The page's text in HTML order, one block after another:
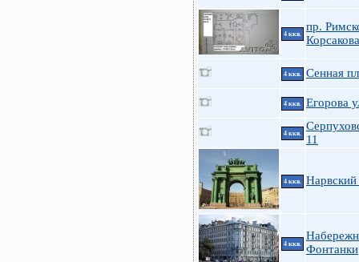
4 ккв.
пр.
Корсакова
4 ккв. Сенная
4 ккв. Егорова
4 ккв.
11
4 ккв.
4 ккв.
Фонтанки